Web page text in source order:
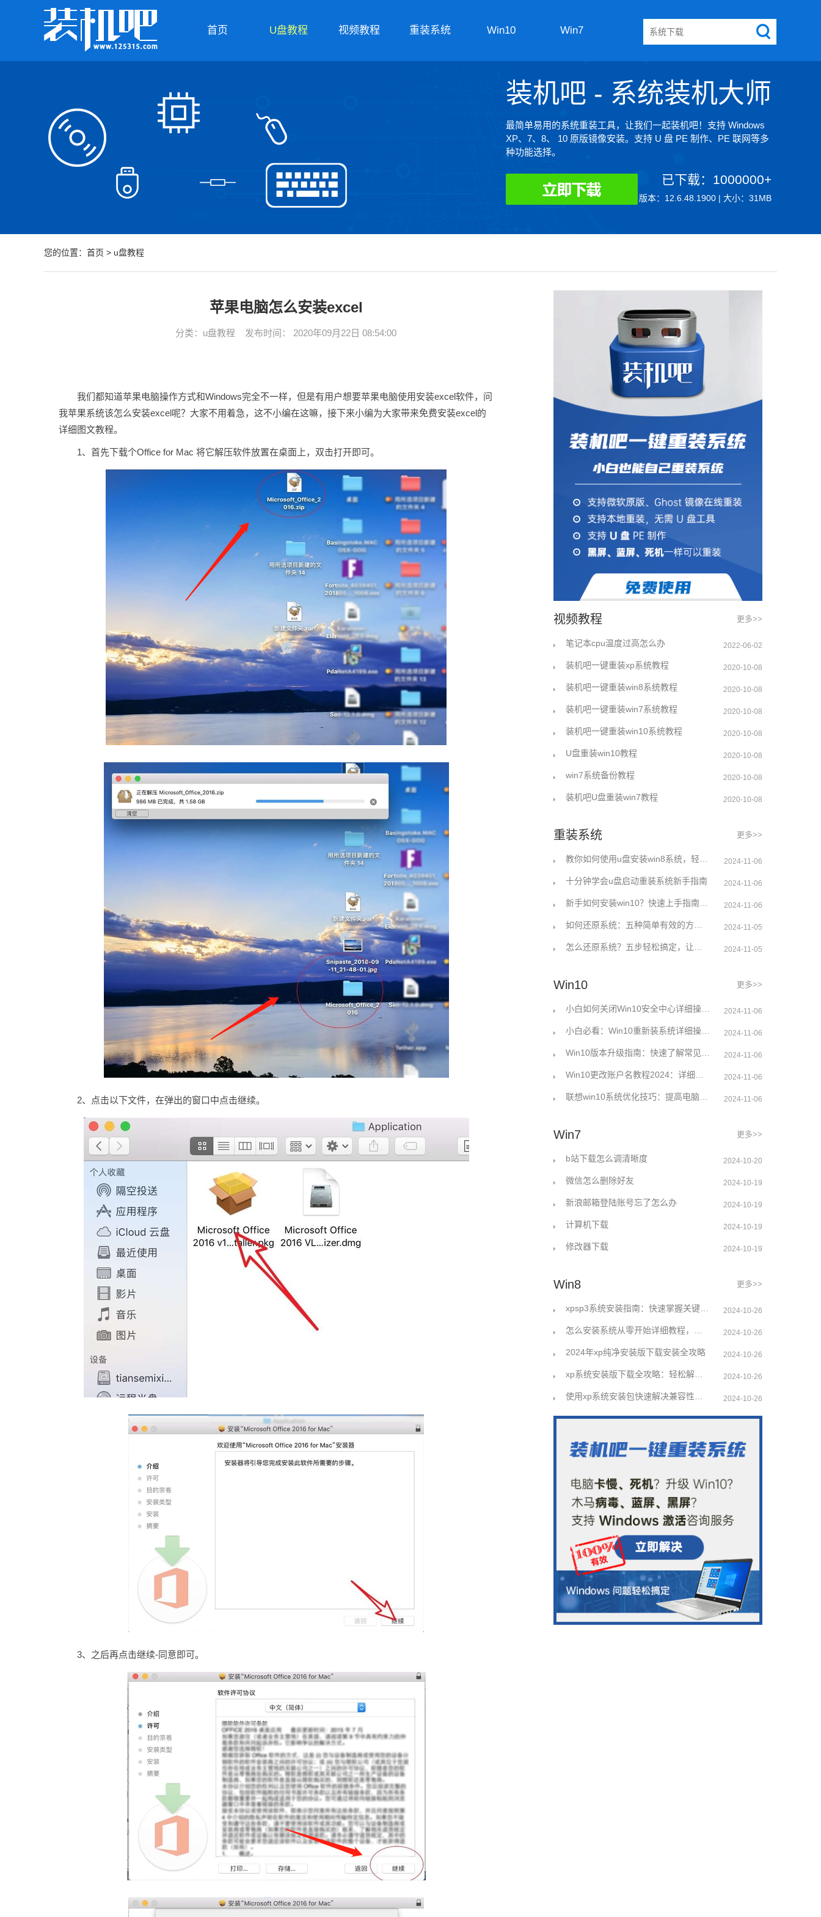
首页 U盘教程 视频教程 重装系统 Win10 Win7
装机吧 - 系统装机大师
最简单易用的系统重装工具，让我们一起装机吧！支持 Windows
XP、7、8、 10 原版镜像安装。支持 U 盘 PE 制作、PE 联网等多
种功能选择。
已下载：1000000+
版本：12.6.48.1900 | 大小：31MB
您的位置： 首页 > u盘教程
苹果电脑怎么安装excel
分类： u盘教程 发布时间： 2020年09月22日 08:54:00
我们都知道苹果电脑操作方式和Windows完全不一样，但是有用户想要苹果电脑使用安装excel软件，问
我苹果系统该怎么安装excel呢？大家不用着急，这不小编在这嘛，接下来小编为大家带来免费安装excel的
详细图文教程。
1、首先下载个Office for Mac 将它解压软件放置在桌面上，双击打开即可。
2、点击以下文件，在弹出的窗口中点击继续。
3、之后再点击继续-同意即可。
视频教程 更多>>
笔记本cpu温度过高怎么办 2022-06-02
装机吧一键重装xp系统教程 2020-10-08
装机吧一键重装win8系统教程 2020-10-08
装机吧一键重装win7系统教程 2020-10-08
装机吧一键重装win10系统教程 2020-10-08
U盘重装win10教程 2020-10-08
win7系统备份教程 2020-10-08
装机吧U盘重装win7教程 2020-10-08
重装系统 更多>>
2024-11-06
十分钟学会u盘启动重装系统新手指南 2024-11-06
2024-11-06
2024-11-05
2024-11-05
Win10 更多>>
小白如何关闭Win10安全中心详细操作指南 2024-11-06
小白必看：Win10重新装系统详细操作指南 2024-11-06
2024-11-06
2024-11-06
2024-11-06
Win7 更多>>
b站下载怎么调清晰度 2024-10-20
微信怎么删除好友 2024-10-19
新浪邮箱登陆账号忘了怎么办 2024-10-19
计算机下载 2024-10-19
修改器下载 2024-10-19
Win8 更多>>
xpsp3系统安装指南：快速掌握关键步骤解决常见问题 2024-10-26
2024-10-26
2024年xp纯净安装版下载安装全攻略 2024-10-26
xp系统安装版下载全攻略：轻松解决安装难题 2024-10-26
2024-10-26